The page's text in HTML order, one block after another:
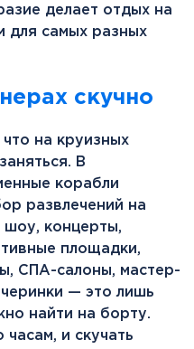
делает отдых на
для самых разных
скучно
на круизных
В
корабли
развлечений на
шоу, концерты,
площадки,
СПА-салоны, мастер-
— это лишь
найти на борту.
и скучать